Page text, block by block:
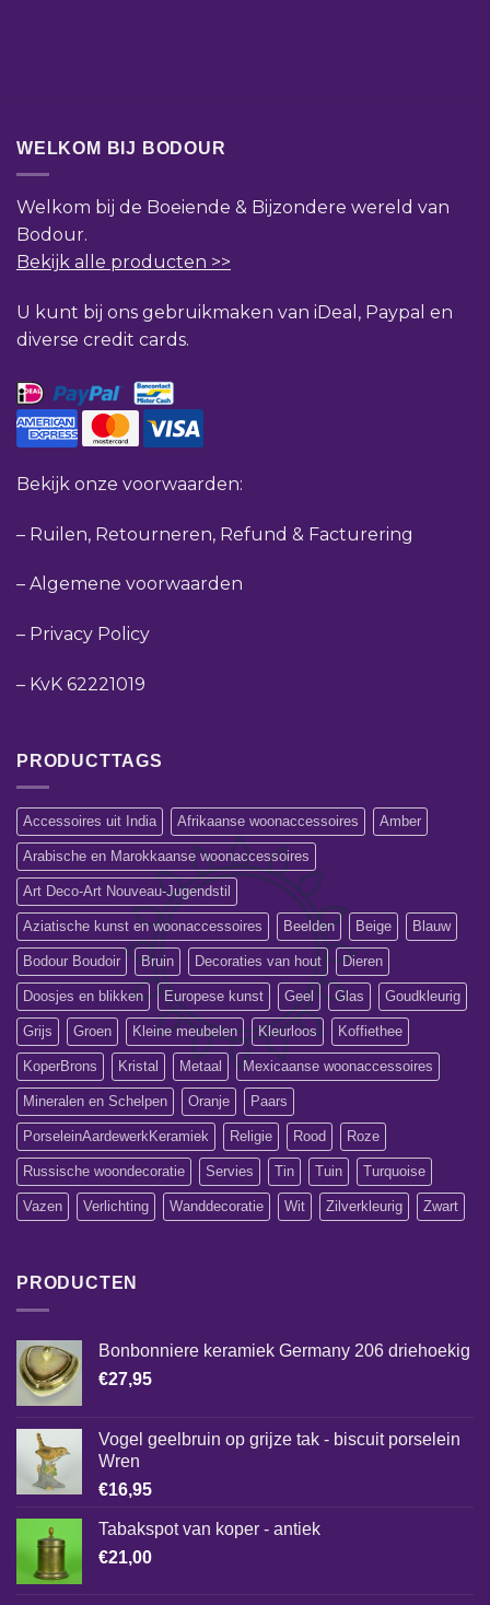
WELKOM BIJ BODOUR
Welkom bij de Boeiende & Bijzondere wereld van
Bodour.
Bekijk alle producten >>
U kunt bij ons gebruikmaken van iDeal, Paypal en
diverse credit cards.
Bekijk onze voorwaarden:
– Ruilen, Retourneren, Refund & Facturering
– Algemene voorwaarden
– Privacy Policy
– KvK 62221019
PRODUCTTAGS
Accessoires uit India Afrikaanse woonaccessoires Amber
Arabische en Marokkaanse woonaccessoires
Art Deco-Art Nouveau-Jugendstil
Aziatische kunst en woonaccessoires Beelden Beige Blauw
Bodour Boudoir Bruin Decoraties van hout Dieren
Doosjes en blikken Europese kunst Geel Glas Goudkleurig
Grijs Groen Kleine meubelen Kleurloos Koffiethee
KoperBrons Kristal Metaal Mexicaanse woonaccessoires
Mineralen en Schelpen Oranje Paars
PorseleinAardewerkKeramiek Religie Rood Roze
Russische woondecoratie Servies Tin Tuin Turquoise
Vazen Verlichting Wanddecoratie Wit Zilverkleurig Zwart
PRODUCTEN
Bonbonniere keramiek Germany 206 driehoekig
€27,95
Vogel geelbruin op grijze tak - biscuit porselein
Wren
€16,95
Tabakspot van koper - antiek
€21,00